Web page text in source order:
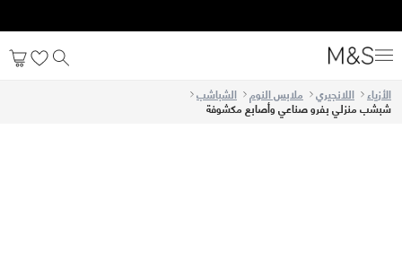
الأزياء اللانجيري ملابس النوم الشباشب
شبشب منزلي بفرو صناعي وأصابع مكشوفة